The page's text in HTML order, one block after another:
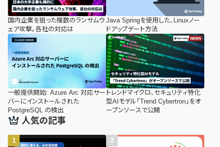
国内企業を狙った複数のランサムウ
ェア攻撃。各社の対応は
Java Springを使用した、Linuxノー
ドアップデート方法
一般提供開始: Azure Arc 対応サー
バーにインストールされた
PostgreSQL の検出
トレンドマイクロ、セキュリティ特化
型AIモデル「Trend Cybertron」をオ
ープンソースで公開
人気の記事